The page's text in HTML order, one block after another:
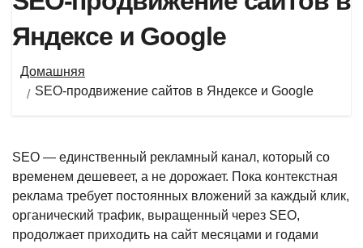
Яндексе и Google
Домашняя
SEO-продвижение сайтов в Яндексе и Google
SEO — единственный рекламный канал, который со
временем дешевеет, а не дорожает. Пока контекстная
реклама требует постоянных вложений за каждый клик,
органический трафик, выращенный через SEO,
продолжает приходить на сайт месяцами и годами